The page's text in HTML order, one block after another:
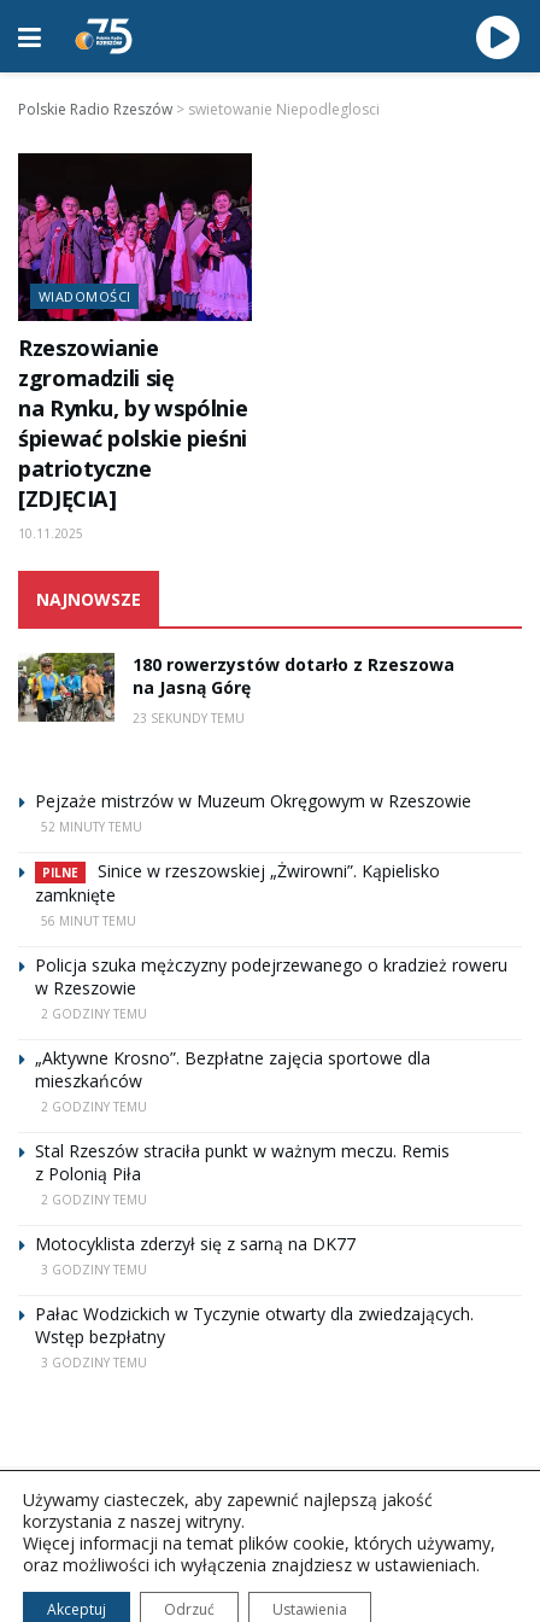
Polskie Radio Rzeszów > swietowanie Niepodleglosci
WIADOMOŚCI
Rzeszowianie
zgromadzili się
na Rynku, by wspólnie
śpiewać polskie pieśni
patriotyczne
[ZDJĘCIA]
10.11.2025
NAJNOWSZE
180 rowerzystów dotarło z Rzeszowa
na Jasną Górę
23 SEKUNDY TEMU
Pejzaże mistrzów w Muzeum Okręgowym w Rzeszowie
52 MINUTY TEMU
PILNE
Sinice w rzeszowskiej „Żwirowni”. Kąpielisko
zamknięte
56 MINUT TEMU
Policja szuka mężczyzny podejrzewanego o kradzież roweru
w Rzeszowie
2 GODZINY TEMU
„Aktywne Krosno”. Bezpłatne zajęcia sportowe dla
mieszkańców
2 GODZINY TEMU
Stal Rzeszów straciła punkt w ważnym meczu. Remis
z Polonią Piła
2 GODZINY TEMU
Motocyklista zderzył się z sarną na DK77
3 GODZINY TEMU
Pałac Wodzickich w Tyczynie otwarty dla zwiedzających.
Wstęp bezpłatny
3 GODZINY TEMU
Copyright © 2026Polskie Radio Rzeszów S.A. w likwidacj.
Wszelkie prawa zastrzeżone.
Używamy ciasteczek, aby zapewnić najlepszą jakość
korzystania z naszej witryny.
Więcej informacji na temat plików cookie, których używamy,
oraz możliwości ich wyłączenia znajdziesz w ustawieniach.
Akceptuj Odrzuć Ustawienia